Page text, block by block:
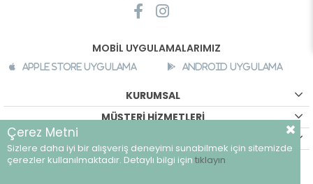
MOBİL UYGULAMALARIMIZ
Apple Store Uygulama Android Uygulama
KURUMSAL
MÜŞTERİ HİZMETLERİ
©breeze.com.tr - Tüm hakları saklıdır.
Çerez Metni
Sizlere daha iyi bir alışveriş deneyimi sunabilmek için sitemizde
çerezler kullanılmaktadır. Detaylı bilgi için tıklayın